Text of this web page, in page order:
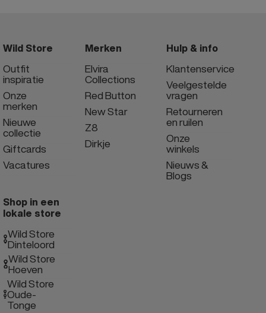
Wild Store
Outfit
inspiratie
Onze
merken
Nieuwe
collectie
Giftcards
Vacatures
Merken
Elvira
Collections
Red Button
New Star
Z8
Dirkje
Hulp & info
Klantenservice
Veelgestelde
vragen
Retourneren
en ruilen
Onze
winkels
Nieuws &
Blogs
Shop in een
lokale store
Wild Store
Dinteloord
Wild Store
Hoeven
Wild Store
Oude-
Tonge